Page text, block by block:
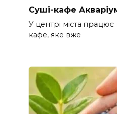
Суші-кафе
У центрі міста
кафе, яке вже